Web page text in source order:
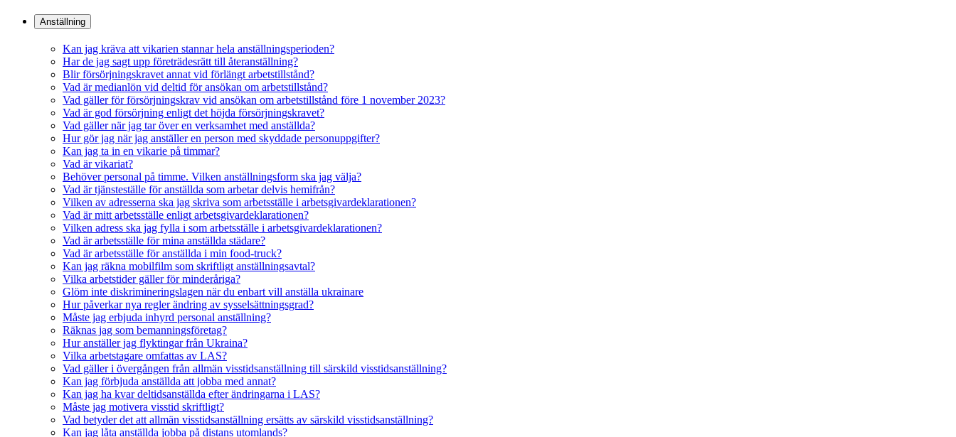
Anställning
Kan jag kräva att vikarien stannar hela anställningsperioden?
Har de jag sagt upp företrädesrätt till återanställning?
Blir försörjningskravet annat vid förlängt arbetstillstånd?
Vad är medianlön vid deltid för ansökan om arbetstillstånd?
Vad gäller för försörjningskrav vid ansökan om arbetstillstånd före 1 november 2023?
Vad är god försörjning enligt det höjda försörjningskravet?
Vad gäller när jag tar över en verksamhet med anställda?
Hur gör jag när jag anställer en person med skyddade personuppgifter?
Kan jag ta in en vikarie på timmar?
Vad är vikariat?
Behöver personal på timme. Vilken anställningsform ska jag välja?
Vad är tjänsteställe för anställda som arbetar delvis hemifrån?
Vilken av adresserna ska jag skriva som arbetsställe i arbetsgivardeklarationen?
Vad är mitt arbetsställe enligt arbetsgivardeklarationen?
Vilken adress ska jag fylla i som arbetsställe i arbetsgivardeklarationen?
Vad är arbetsställe för mina anställda städare?
Vad är arbetsställe för anställda i min food-truck?
Kan jag räkna mobilfilm som skriftligt anställningsavtal?
Vilka arbetstider gäller för minderåriga?
Glöm inte diskrimineringslagen när du enbart vill anställa ukrainare
Hur påverkar nya regler ändring av sysselsättningsgrad?
Måste jag erbjuda inhyrd personal anställning?
Räknas jag som bemanningsföretag?
Hur anställer jag flyktingar från Ukraina?
Vilka arbetstagare omfattas av LAS?
Vad gäller i övergången från allmän visstidsanställning till särskild visstidsanställning?
Kan jag förbjuda anställda att jobba med annat?
Kan jag ha kvar deltidsanställda efter ändringarna i LAS?
Måste jag motivera visstid skriftligt?
Vad betyder det att allmän visstidsanställning ersätts av särskild visstidsanställning?
Kan jag låta anställda jobba på distans utomlands?